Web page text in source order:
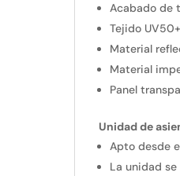
Acabado de
Tejido
Material
Material
Panel
Unidad de
Apto desde
La unidad